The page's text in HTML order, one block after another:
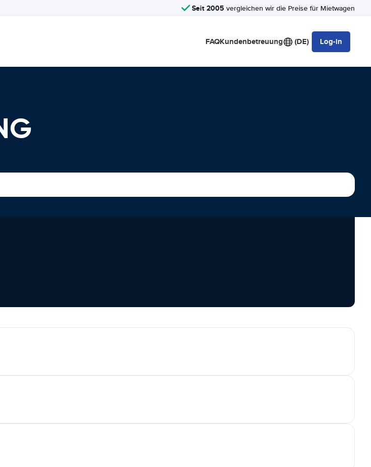
Seit 2005 vergleichen wir die Preise für Mietwagen
FAQKundenbetreuung (DE) Log-in